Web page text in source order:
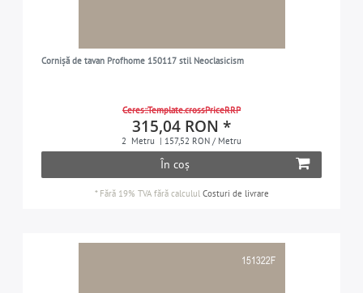
Cornișă de tavan Profhome 150117 stil Neoclasicism
Ceres::Template.crossPriceRRP
315,04 RON *
2 Metru | 157,52 RON / Metru
În coș
* Fără 19% TVAfără calculul Costuri de livrare